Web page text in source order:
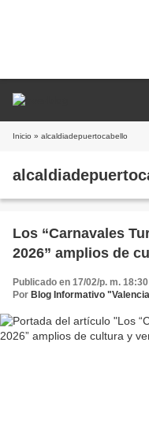
Inicio » alcaldiadepuertocabello
Los “Carnavales
2026” amplios de
Publicado en 17/02/p. m. 18:30
Por Blog Informativo